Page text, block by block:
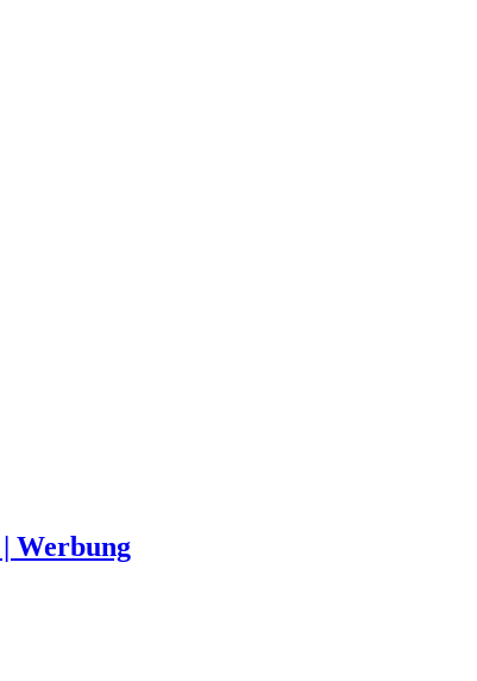
Werbung